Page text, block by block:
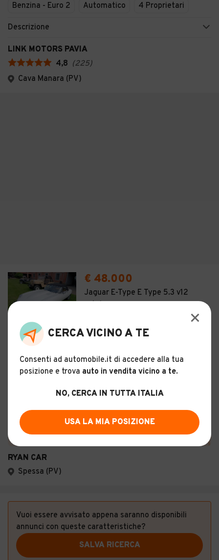
Benzina - Euro 2
Automatico 4 Proprietari
Descrizione
LINK MOTORS PAVIA
4,8 (225)
Cava Manara (PV)
€ 48.000
Jaguar E-Type E Type 5.3 v12
Usato Maggio 1970 80.000 km
Manuale
Certificazioni e Garanzie
RYAN CAR
Spessa (PV)
Vuoi essere avvisato appena saranno disponibili
annunci con queste caratteristiche?
SALVA RICERCA
CERCA VICINO A TE
Consenti ad automobile.it di accedere alla tua
posizione e trova auto in vendita vicino a te.
NO, CERCA IN TUTTA ITALIA
USA LA MIA POSIZIONE